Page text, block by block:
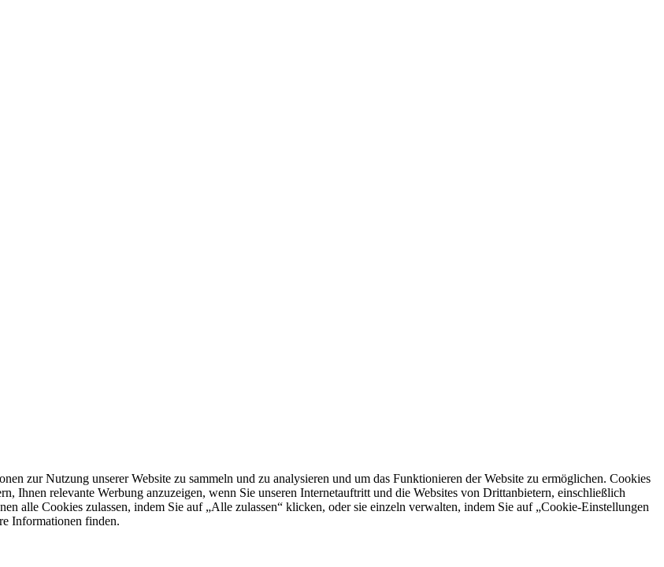
zur Nutzung unserer Website zu sammeln und zu analysieren und um das Funktionieren der Website zu ermöglichen. Cookies
Ihnen relevante Werbung anzuzeigen, wenn Sie unseren Internetauftritt und die Websites von Drittanbietern, einschließlich
alle Cookies zulassen, indem Sie auf „Alle zulassen“ klicken, oder sie einzeln verwalten, indem Sie auf „Cookie-Einstellungen
Informationen finden.